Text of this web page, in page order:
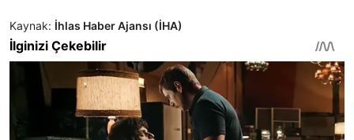
Kaynak: İhlas Haber Ajansı (İHA)